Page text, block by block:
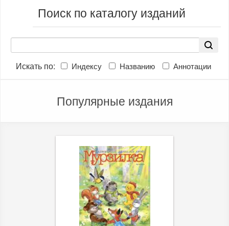
Поиск по каталогу изданий
Искать по: Индексу Названию Аннотации
Популярные издания